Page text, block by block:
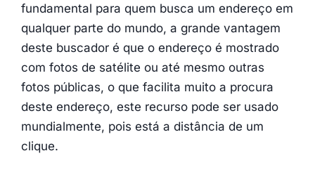
fundamental para quem busca um endereço em
qualquer parte do mundo, a grande vantagem
deste buscador é que o endereço é mostrado
com fotos de satélite ou até mesmo outras
fotos públicas, o que facilita muito a procura
deste endereço, este recurso pode ser usado
mundialmente, pois está a distância de um
clique.